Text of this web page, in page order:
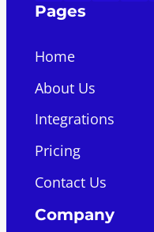
Pages
Home
About Us
Integrations
Pricing
Contact Us
Company